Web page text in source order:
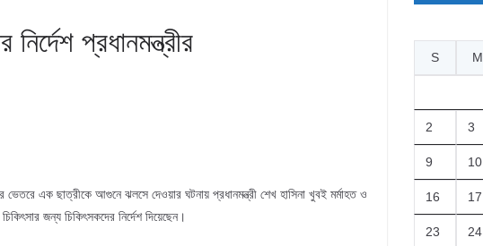
প্রধানমন্ত্রীর
ভেতরে এক ছাত্রীকে আগুনে ঝলসে দেওয়ার ঘটনায় প্রধানমন্ত্রী শেখ হাসিনা খুবই মর্মাহত ও
জন্য চিকিৎসকদের নির্দেশ দিয়েছেন।
S
M
2 3
9 10
16 17
23 24